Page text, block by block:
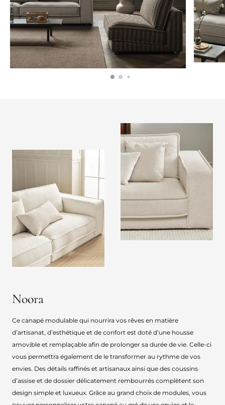
Noora
Ce canapé modulable qui nourrira vos rêves en matière
d’artisanat, d’esthétique et de confort est doté d’une housse
amovible et remplaçable afin de prolonger sa durée de vie. Celle-ci
vous permettra également de le transformer au rythme de vos
envies. Des détails raffinés et artisanaux ainsi que des coussins
d’assise et de dossier délicatement rembourrés complètent son
design simple et luxueux. Grâce au grand choix de modules, vous